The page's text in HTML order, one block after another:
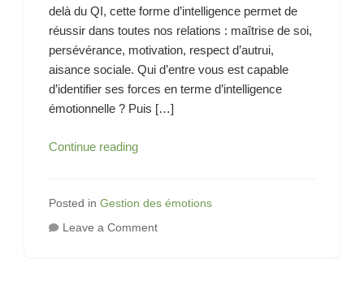
delà du QI, cette forme d’intelligence permet de
réussir dans toutes nos relations : maîtrise de soi,
persévérance, motivation, respect d’autrui,
aisance sociale. Qui d’entre vous est capable
d’identifier ses forces en terme d’intelligence
émotionnelle ? Puis […]
Continue readingA
ses
émotions
Posted in Gestion des émotions
Leave a Commenton